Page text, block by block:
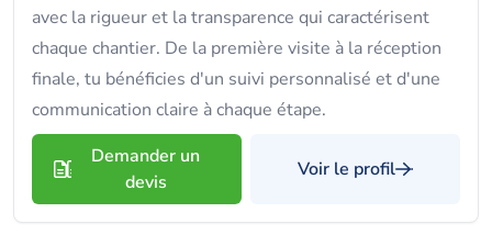
avec la rigueur et la transparence qui caractérisent
chaque chantier. De la première visite à la réception
finale, tu bénéficies d'un suivi personnalisé et d'une
communication claire à chaque étape.
Demander un
devis
Voir le profil